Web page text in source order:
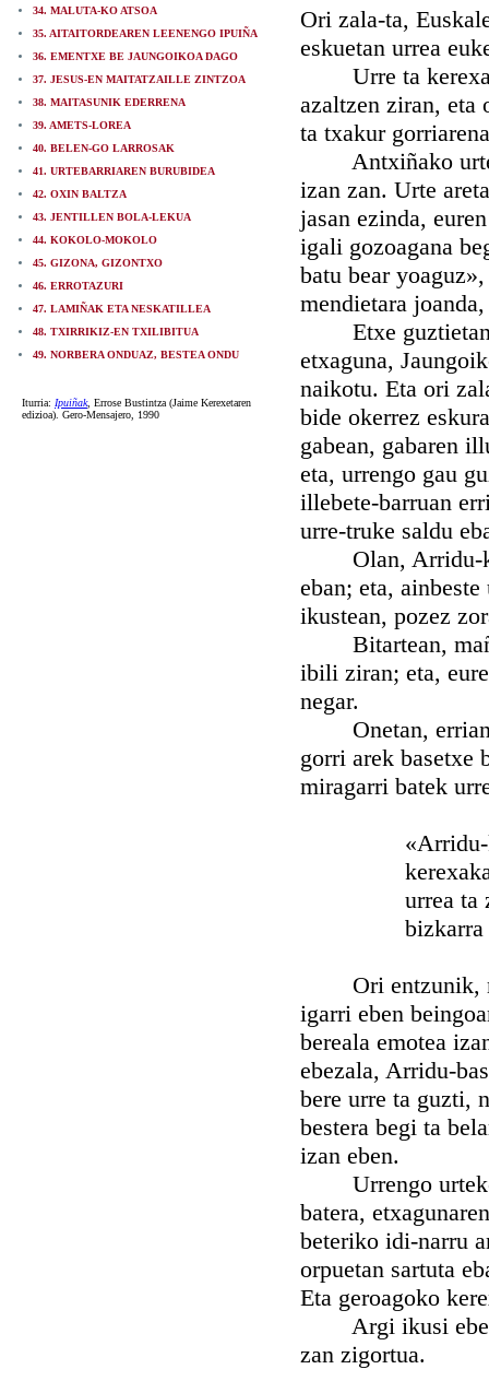
34. MALUTA-KO ATSOA
35. AITAITORDEAREN LEENENGO IPUIÑA
36. EMENTXE BE JAUNGOIKOA DAGO
37. JESUS-EN MAITATZAILLE ZINTZOA
38. MAITASUNIK EDERRENA
39. AMETS-LOREA
40. BELEN-GO LARROSAK
41. URTEBARRIAREN BURUBIDEA
42. OXIN BALTZA
43. JENTILLEN BOLA-LEKUA
44. KOKOLO-MOKOLO
45. GIZONA, GIZONTXO
46. ERROTAZURI
47. LAMIÑAK ETA NESKATILLEA
48. TXIRRIKIZ-EN TXILIBITUA
49. NORBERA ONDUAZ, BESTEA ONDU
Iturria: Ipuiñak, Errose Bustintza (Jaime Kerexetaren
edizioa). Gero-Mensajero, 1990
Ori zala-ta,
eskuetan urrea
Urre ta kerexa-
azaltzen ziran, eta
ta txakur
Antxiñako urte
izan zan. Urte
jasan ezinda,
igali gozoagana
batu bear
mendietara
Etxe guztietan
etxaguna,
naikotu. Eta ori
bide okerrez
gabean, gabaren
eta, urrengo gau
illebete-barruan
urre-truke saldu
Olan, Arridu-ko
eban; eta,
ikustean, pozez
Bitartean,
ibili ziran; eta,
negar.
Onetan, errian
gorri arek basetxe
miragarri batek
«Arridu-ko
kerexakaz
urrea ta
bizkarra
Ori entzunik,
igarri eben
bereala emotea
ebezala, Arridu-
bere urre ta guzti,
bestera begi ta
izan eben.
Urrengo urteko
batera,
beteriko idi-narru
orpuetan sartuta
Eta geroagoko
Argi ikusi
zan zigortua.